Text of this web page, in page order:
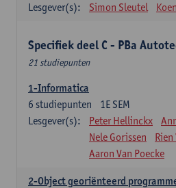
Lesgever(s):
Simon Sleutel
Specifiek deel C - PBa
21 studiepunten
1-Informatica
1E SEM
6 studiepunten
Lesgever(s):
Peter Hellinckx
Nele Gorissen
Aaron Van Poecke
2-Object georiënteerd